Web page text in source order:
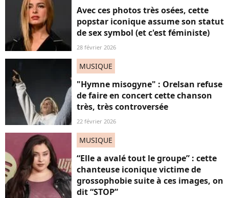
Avec ces photos très osées, cette
popstar iconique assume son statut
de sex symbol (et c'est féministe)
28 février 2026
MUSIQUE
"Hymne misogyne" : Orelsan refuse
de faire en concert cette chanson
très, très controversée
22 février 2026
MUSIQUE
“Elle a avalé tout le groupe” : cette
chanteuse iconique victime de
grossophobie suite à ces images, on
dit “STOP”